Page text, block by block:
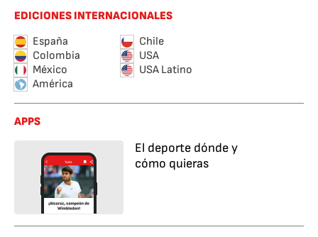
EDICIONES INTERNACIONALES
España
Chile
Colombia
USA
México
USA Latino
América
APPS
El deporte dónde y
cómo quieras